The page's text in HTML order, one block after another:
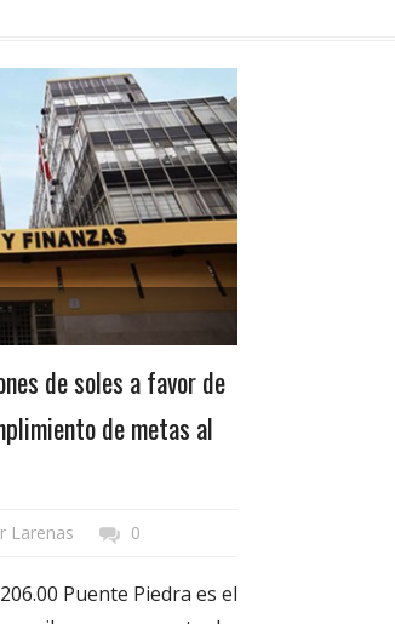
de soles a favor de
de metas al
Larenas 0
Puente Piedra es el